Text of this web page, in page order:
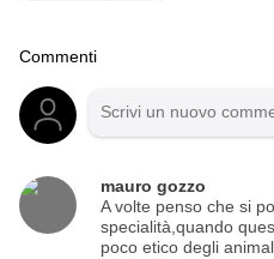
Commenti
mauro gozzo
A volte penso che si
specialità,quando
poco etico degli